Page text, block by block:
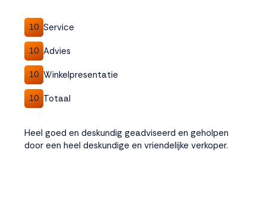
10 Service
10 Advies
10 Winkelpresentatie
10 Totaal
Heel goed en deskundig geadviseerd en geholpen
door een heel deskundige en vriendelijke verkoper.